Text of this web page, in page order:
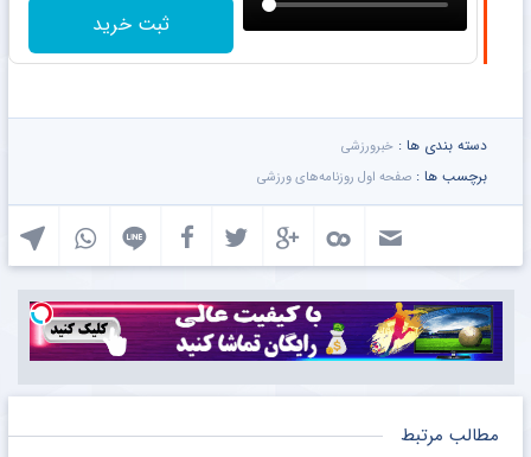
ثبت خرید
دسته بندی ها : خبرورزشی
برچسب ها : صفحه اول روزنامه‌های ورزشی
مطالب مرتبط